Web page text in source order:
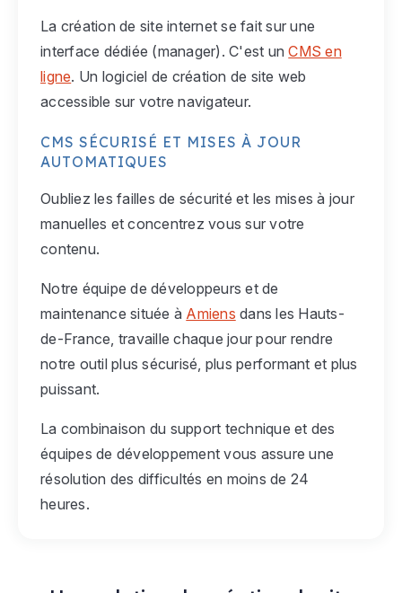
La création de site internet se fait sur une
interface dédiée (manager). C'est unCMS en
ligne. Un logiciel de création de site web
accessible sur votre navigateur.
CMS SÉCURISÉ ET MISES À JOUR
AUTOMATIQUES
Oubliez les failles de sécurité et les mises à jour
manuelles et concentrez vous sur votre
contenu.
Notre équipe de développeurs et de
maintenance située à Amiens dans les Hauts-
de-France, travaille chaque jour pour rendre
notre outil plus sécurisé, plus performant et plus
puissant.
La combinaison du support technique et des
équipes de développement vous assure une
résolution des difficultés en moins de 24
heures.